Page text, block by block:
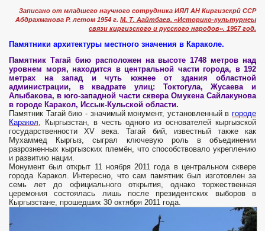
Записано от младшего научного сотрудника ИЯЛ АН Киргизскрй ССР
Абдрахманова Р. летом 1954 г. М. Т. Аайтбаев. «Историко-культурнеы
связи киргизского и русского народов». 1957 год.
Памятники архитектуры местного значения в Караколе.
Памятник Тагай бию расположен на высоте 1748 метров над
уровнем моря, находится в центральной части города, в 192
метрах на запад и чуть южнее от здания областной
администрации, в квадрате улиц: Токтогула, Жусаева и
Алыбакова, в юго-западной части сквера Омукена Сайлакунова
в городе Каракол, Иссык-Кульской области.
Памятник Тагай бию - значимый монумент, установленный в городе
Каракол, Кыргызстан, в честь одного из основателей кыргызской
государственности XV века. Тагай бий, известный также как
Мухаммед Кыргыз, сыграл ключевую роль в объединении
разрозненных кыргызских племён, что способствовало укреплению
и развитию нации.
Монумент был открыт 11 ноября 2011 года в центральном сквере
города Каракол. Интересно, что сам памятник был изготовлен за
семь лет до официального открытия, однако торжественная
церемония состоялась лишь после президентских выборов в
Кыргызстане, прошедших 30 октября 2011 года.